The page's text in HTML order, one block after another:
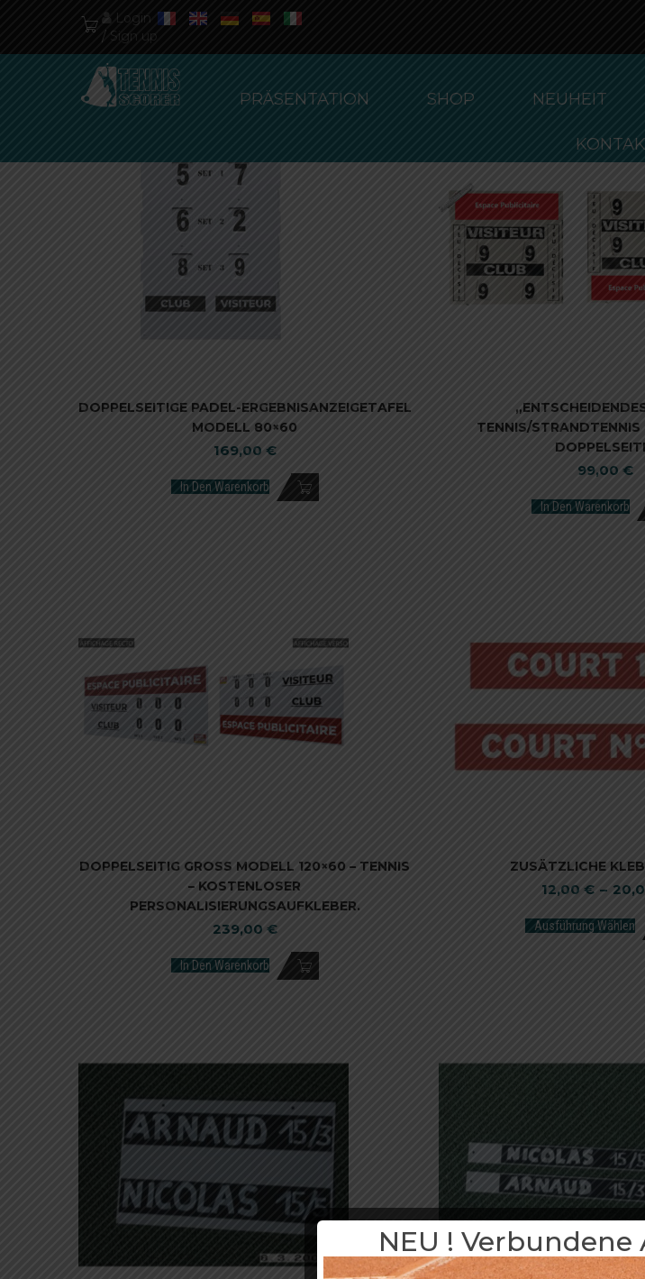
Login
/ Sign up
PRÄSENTATION SHOP NEUHEIT
ALL HOT PRODUCTS SALES PRODUCTS VARIATION PRODUCTS
DOPPELSEITIGE PADEL-ERGEBNISANZEIGETAFEL
MODELL 80×60
169,00 €
In Den Warenkorb
TENNIS/STRANDTENNIS
99,00 €
In Den Warenkorb
DOPPELSEITIG GROSS MODELL 120×60 – TENNIS
– KOSTENLOSER
PERSONALISIERUNGSAUFKLEBER.
239,00 €
In Den Warenkorb
ZUSÄTZLICHE
12,00 € –
Ausführung Wählen
NEU ! Verbundene